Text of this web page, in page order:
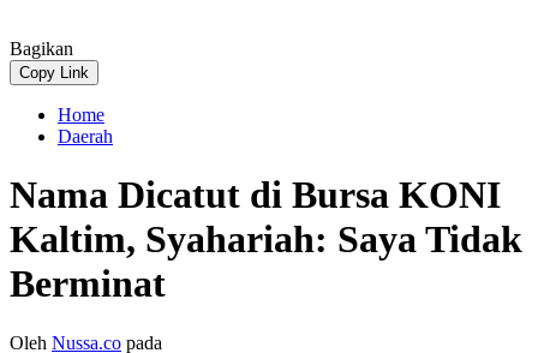
Bagikan
Copy Link
Home
Daerah
Nama Dicatut di Bursa KONI
Kaltim, Syahariah: Saya Tidak
Berminat
Oleh Nussa.co pada